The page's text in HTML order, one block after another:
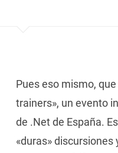
Pues eso mismo,
trainers», un evento
de .Net de España.
«duras»